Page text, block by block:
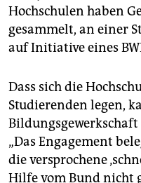
Hochschulen haben
gesammelt, an einer
auf Initiative eines
Dass sich die
Studierenden legen,
„Das Engagement
die versprochene
Hilfe vom Bund nicht